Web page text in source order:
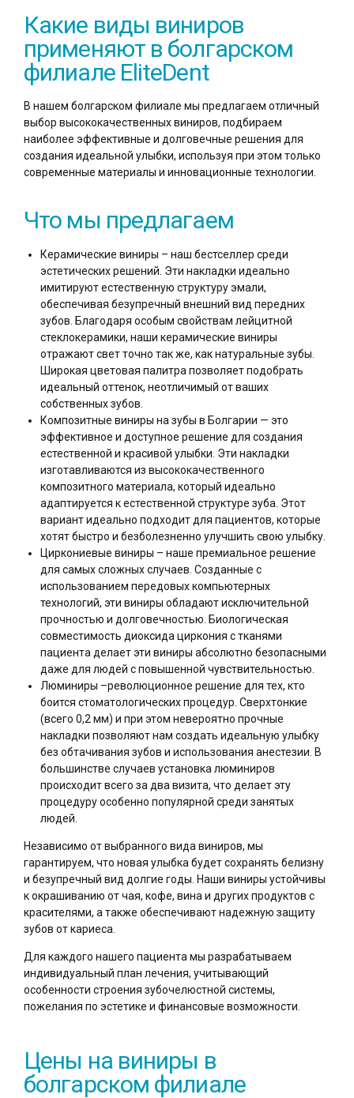
Какие виды виниров
применяют в болгарском
филиале EliteDent
В нашем болгарском филиале мы предлагаем отличный
выбор высококачественных виниров, подбираем
наиболее эффективные и долговечные решения для
создания идеальной улыбки, используя при этом только
современные материалы и инновационные технологии.
Что мы предлагаем
Керамические виниры – наш бестселлер среди
эстетических решений. Эти накладки идеально
имитируют естественную структуру эмали,
обеспечивая безупречный внешний вид передних
зубов. Благодаря особым свойствам лейцитной
стеклокерамики, наши керамические виниры
отражают свет точно так же, как натуральные зубы.
Широкая цветовая палитра позволяет подобрать
идеальный оттенок, неотличимый от ваших
собственных зубов.
Композитные виниры на зубы в Болгарии — это
эффективное и доступное решение для создания
естественной и красивой улыбки. Эти накладки
изготавливаются из высококачественного
композитного материала, который идеально
адаптируется к естественной структуре зуба. Этот
вариант идеально подходит для пациентов, которые
хотят быстро и безболезненно улучшить свою улыбку.
Циркониевые виниры – наше премиальное решение
для самых сложных случаев. Созданные с
использованием передовых компьютерных
технологий, эти виниры обладают исключительной
прочностью и долговечностью. Биологическая
совместимость диоксида циркония с тканями
пациента делает эти виниры абсолютно безопасными
даже для людей с повышенной чувствительностью.
Люминиры –революционное решение для тех, кто
боится стоматологических процедур. Сверхтонкие
(всего 0,2 мм) и при этом невероятно прочные
накладки позволяют нам создать идеальную улыбку
без обтачивания зубов и использования анестезии. В
большинстве случаев установка люминиров
происходит всего за два визита, что делает эту
процедуру особенно популярной среди занятых
людей.
Независимо от выбранного вида виниров, мы
гарантируем, что новая улыбка будет сохранять белизну
и безупречный вид долгие годы. Наши виниры устойчивы
к окрашиванию от чая, кофе, вина и других продуктов с
красителями, а также обеспечивают надежную защиту
зубов от кариеса.
Для каждого нашего пациента мы разрабатываем
индивидуальный план лечения, учитывающий
особенности строения зубочелюстной системы,
пожелания по эстетике и финансовые возможности.
Цены на виниры в
болгарском филиале